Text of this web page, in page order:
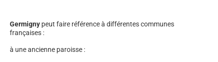
Germigny peut faire référence à différentes communes
françaises :
à une ancienne paroisse :